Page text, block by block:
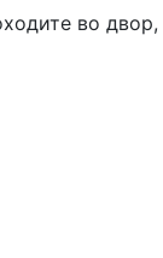
во двор,